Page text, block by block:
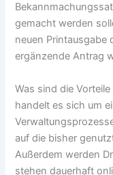
gemacht werden
neuen Printausgabe
ergänzende Antrag
Was sind die
handelt es sich um
auf die bisher
Außerdem werden
stehen dauerhaft